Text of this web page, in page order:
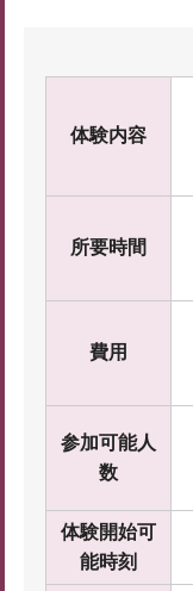
体験内容
所要時間
費用
参加可能人
数
体験開始可
能時刻